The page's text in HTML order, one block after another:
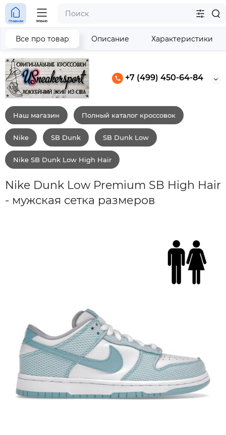
+7 (499) 450-64-84
Главная Меню
Наш магазин Полный каталог кроссовок
Nike SB Dunk SB Dunk Low
Nike SB Dunk Low High Hair
Nike Dunk Low Premium SB High Hair
- мужская сетка размеров
Все про товар Описание Характеристики